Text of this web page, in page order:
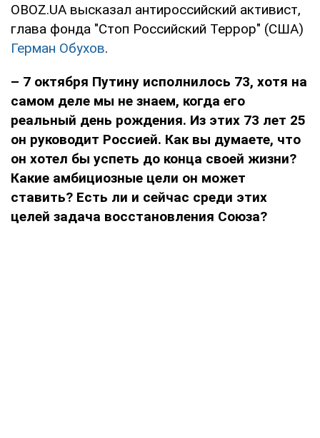
OBOZ.UA высказал антироссийский активист,
глава фонда "Стоп Российский Террор" (США)
Герман Обухов.
– 7 октября Путину исполнилось 73, хотя на
самом деле мы не знаем, когда его
реальный день рождения. Из этих 73 лет 25
он руководит Россией. Как вы думаете, что
он хотел бы успеть до конца своей жизни?
Какие амбициозные цели он может
ставить? Есть ли и сейчас среди этих
целей задача восстановления Союза?